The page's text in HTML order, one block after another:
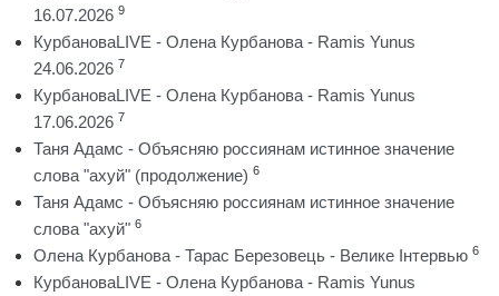
16.07.2026 9
КурбановаLIVE - Олена Курбанова - Ramis Yunus
24.06.2026 7
КурбановаLIVE - Олена Курбанова - Ramis Yunus
17.06.2026 7
Таня Адамс - Объясняю россиянам истинное значение
слова "ахуй" (продолжение) 6
Таня Адамс - Объясняю россиянам истинное значение
слова "ахуй" 6
Олена Курбанова - Тарас Березовець - Велике Інтервью 6
КурбановаLIVE - Олена Курбанова - Ramis Yunus